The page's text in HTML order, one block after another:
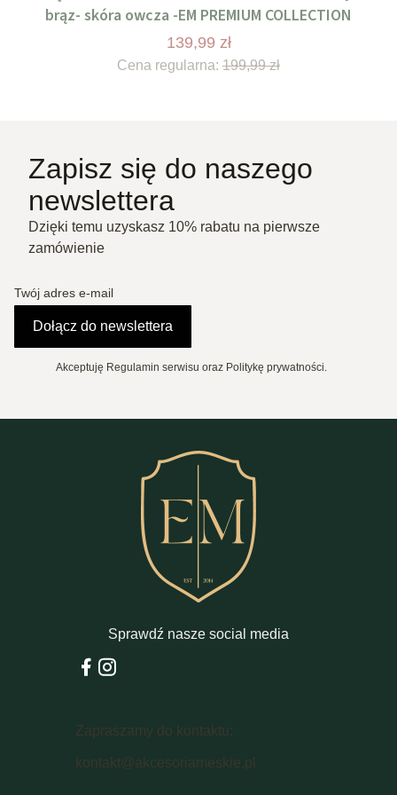
brąz- skóra owcza -EM PREMIUM COLLECTION
139,99 zł
Cena regularna: 199,99 zł
Zapisz się do naszego
newslettera
Dzięki temu uzyskasz 10% rabatu na pierwsze
zamówienie
Twój adres e-mail
Dołącz do newslettera
Akceptuję Regulamin serwisu oraz Politykę prywatności.
Sprawdź nasze social media
Zapraszamy do kontaktu:
kontakt@akcesoriameskie.pl